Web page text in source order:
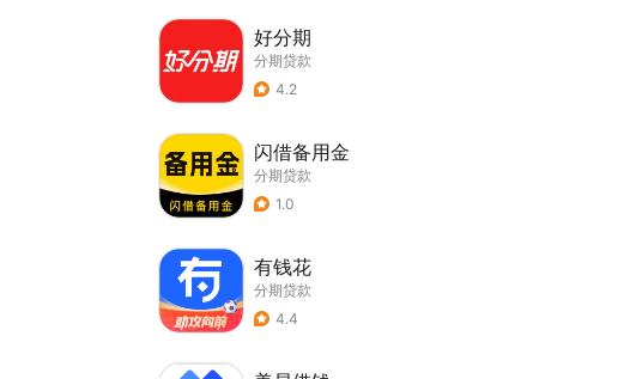
好分期
分期贷款
4.2
闪借备用金
分期贷款
1.0
有钱花
分期贷款
4.4